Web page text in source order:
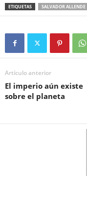
ETIQUETAS SALVADOR ALLENDE
Artículo anterior
El imperio aún existe
sobre el planeta